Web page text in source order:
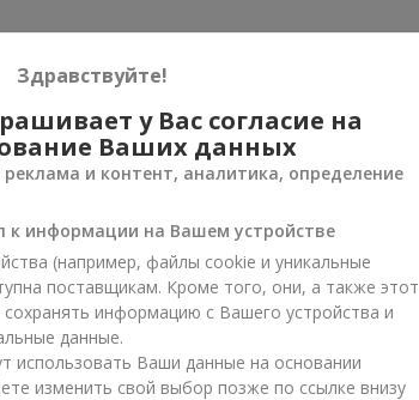
Фотогалерея
Здравствуйте!
у Вас согласие на
Ваших данных
и контент, аналитика, определение
к информации на Вашем устройстве
(например, файлы cookie и уникальные
поставщикам. Кроме того, они, а также этот
информацию с Вашего устройства и
данные.
использовать Ваши данные на основании
изменить свой выбор позже по ссылке внизу